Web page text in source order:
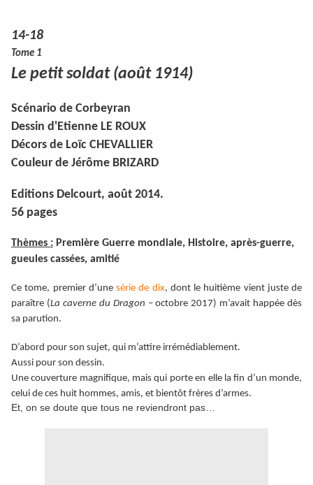
14-18
Tome 1
Le petit soldat (août 1914)
Scénario de Corbeyran
Dessin d'Etienne LE ROUX
Décors de Loïc CHEVALLIER
Couleur de Jérôme BRIZARD
Editions Delcourt, août 2014.
56 pages
Thèmes : Première Guerre mondiale, Histoire, après-guerre,
gueules cassées, amitié
Ce tome, premier d’une série de dix, dont le huitième vient juste de
paraître (La caverne du Dragon – octobre 2017) m’avait happée dès
sa parution.
D’abord pour son sujet, qui m’attire irrémédiablement.
Aussi pour son dessin.
Une couverture magnifique, mais qui porte en elle la fin d’un monde,
celui de ces huit hommes, amis, et bientôt frères d’armes.
Et, on se doute que tous ne reviendront pas…